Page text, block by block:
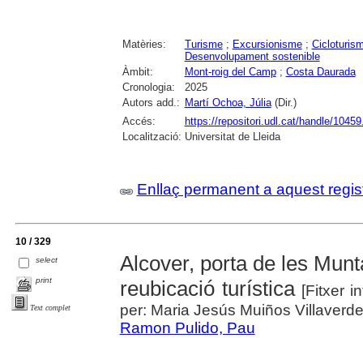
Matèries: Turisme; Excursionisme;
Desenvolupament sostenible
Àmbit:
Mont-roig del Camp; Costa Daurada
Cronologia:
2025
Autors add.: Martí Ochoa, Júlia(Dir.)
Accés:
https://repositori.udl.cat/handle/
Localització: Universitat de Lleida
Enllaç permanent a aquest
10 / 329
select
print
Text complet
Alcover, porta de les
reubicació turística[Fitxer
per: Maria Jesús Muiños
Ramon Pulido, Pau